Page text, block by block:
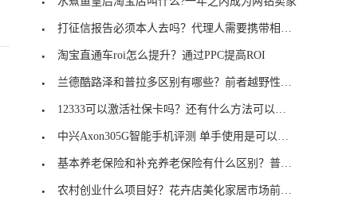
打征信报告必须本人去吗？代理人需要携带相关资料
淘宝直通车roi怎么提升？通过PPC提高ROI
兰德酷路泽和普拉多区别有哪些？前者越野性更加强大
12333可以激活社保卡吗？还有什么方法可以激活社保
中兴Axon305G智能手机评测 单手使用是可以管理的
基本养老保险和补充养老保险有什么区别？普及程度不
农村创业什么项目好？花卉店美化家居市场前景广阔